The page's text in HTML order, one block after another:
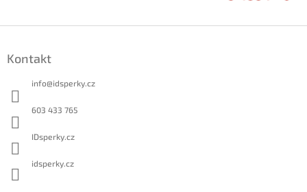
Kontakt
info@idsperky.cz
603 433 765
IDsperky.cz
idsperky.cz